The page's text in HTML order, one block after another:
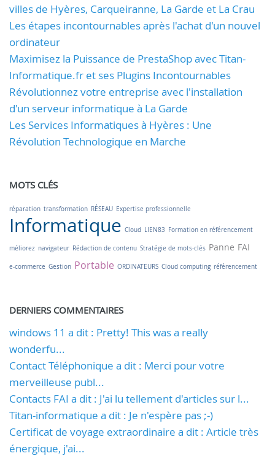
villes de Hyères, Carqueiranne, La Garde et La Crau
Les étapes incontournables après l'achat d'un nouvel
ordinateur
Maximisez la Puissance de PrestaShop avec Titan-
Informatique.fr et ses Plugins Incontournables
Révolutionnez votre entreprise avec l'installation
d'un serveur informatique à La Garde
Les Services Informatiques à Hyères : Une
Révolution Technologique en Marche
MOTS CLÉS
réparation transformation RÉSEAU Expertise professionnelle
Informatique Cloud LIEN83 Formation en référencement
méliorez navigateur Rédaction de contenu Stratégie de mots-clés Panne FAI
e-commerce Gestion Portable ORDINATEURS Cloud computing référencement
DERNIERS COMMENTAIRES
windows 11 a dit : Pretty! This was a really
wonderfu...
Contact Téléphonique a dit : Merci pour votre
merveilleuse publ...
Contacts FAI a dit : J'ai lu tellement d'articles sur l...
Titan-informatique a dit : Je n'espère pas ;-)
Certificat de voyage extraordinaire a dit : Article très
énergique, j'ai...